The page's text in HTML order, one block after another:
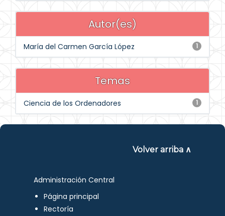
Autor(es)
1
María del Carmen García López
Temas
1
Ciencia de los Ordenadores
Volver arriba ∧
Administración Central
Página principal
Rectoría